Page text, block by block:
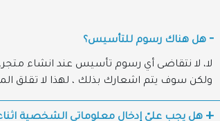
لا، لا نتقاضى أي رسوم تأسيس عند انشاء
ولكن سوف يتم اشعارك بذلك ، لهذا لا تقلق